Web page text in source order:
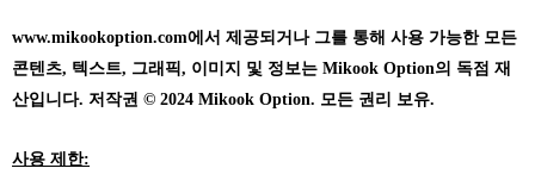
www.mikookoption.com에서 제공되거나 그를 통해 사용 가능한 모든
콘텐츠, 텍스트, 그래픽, 이미지 및 정보는 Mikook Option의 독점 재
산입니다. 저작권 © 2024 Mikook Option. 모든 권리 보유.
사용 제한: